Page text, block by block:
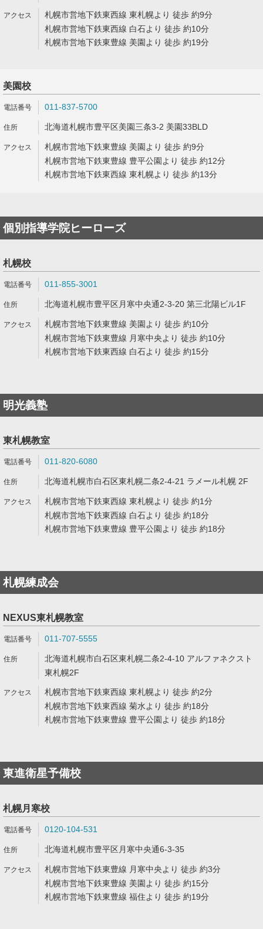
札幌市営地下鉄東西線 東札幌より 徒歩 約9分
札幌市営地下鉄東西線 白石より 徒歩 約10分
札幌市営地下鉄東豊線 美園より 徒歩 約19分
美園校
011-837-5700
北海道札幌市豊平区美園三条3-2 美園33BLD
札幌市営地下鉄東豊線 美園より 徒歩 約9分
札幌市営地下鉄東豊線 豊平公園より 徒歩 約12分
札幌市営地下鉄東西線 東札幌より 徒歩 約13分
個別指導学院ヒーローズ
札幌校
011-855-3001
北海道札幌市豊平区月寒中央通2-3-20 第三北陽ビル1F
札幌市営地下鉄東豊線 美園より 徒歩 約10分
札幌市営地下鉄東豊線 月寒中央より 徒歩 約10分
札幌市営地下鉄東西線 白石より 徒歩 約15分
明光義塾
東札幌教室
011-820-6080
北海道札幌市白石区東札幌二条2-4-21 ラメール札幌 2F
札幌市営地下鉄東西線 東札幌より 徒歩 約1分
札幌市営地下鉄東西線 白石より 徒歩 約18分
札幌市営地下鉄東豊線 豊平公園より 徒歩 約18分
札幌練成会
NEXUS東札幌教室
011-707-5555
北海道札幌市白石区東札幌二条2-4-10 アルファネクスト
東札幌2F
札幌市営地下鉄東西線 東札幌より 徒歩 約2分
札幌市営地下鉄東西線 菊水より 徒歩 約18分
札幌市営地下鉄東豊線 豊平公園より 徒歩 約18分
東進衛星予備校
札幌月寒校
0120-104-531
北海道札幌市豊平区月寒中央通6-3-35
札幌市営地下鉄東豊線 月寒中央より 徒歩 約3分
札幌市営地下鉄東豊線 美園より 徒歩 約15分
札幌市営地下鉄東豊線 福住より 徒歩 約19分